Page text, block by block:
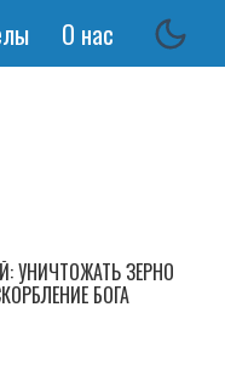
О нас
УНИЧТОЖАТЬ ЗЕРНО
БОГА